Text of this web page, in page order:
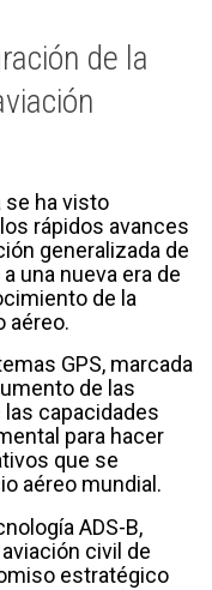
de la
se ha visto
rápidos avances
generalizada de
una nueva era de
de la
aéreo.
GPS, marcada
de las
capacidades
para hacer
que se
aéreo mundial.
ADS-B,
civil de
estratégico